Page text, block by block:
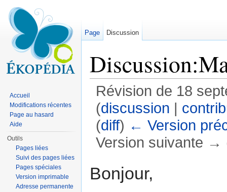
Révision de 18
(discussion |
(diff) ← Version
Version suivante →
Bonjour,
Page Discussion
Accueil
Modifications récentes
Page au hasard
Aide
Outils
Pages liées
Suivi des pages liées
Pages spéciales
Version imprimable
Adresse permanente